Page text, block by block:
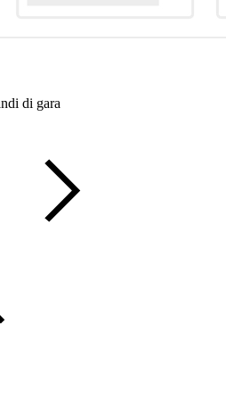
di gara